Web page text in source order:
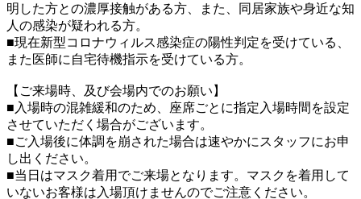
明した方との濃厚接触がある方、また、同居家族や身近な知
人の感染が疑われる方。
■現在新型コロナウィルス感染症の陽性判定を受けている、
また医師に自宅待機指示を受けている方。
【ご来場時、及び会場内でのお願い】
■入場時の混雑緩和のため、座席ごとに指定入場時間を設定
させていただく場合がございます。
■ご入場後に体調を崩された場合は速やかにスタッフにお申
し出ください。
■当日はマスク着用でご来場となります。マスクを着用して
いないお客様は入場頂けませんのでご注意ください。